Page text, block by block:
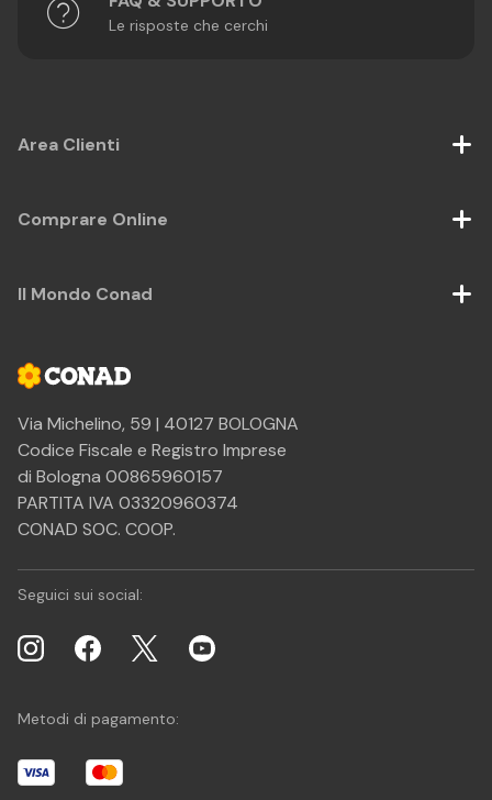
Le risposte che cerchi
Via Michelino, 59 | 40127 BOLOGNA
Codice Fiscale e Registro Imprese
di Bologna 00865960157
PARTITA IVA 03320960374
CONAD SOC. COOP.
Area Clienti
Comprare Online
Il Mondo Conad
Seguici sui social:
Metodi di pagamento: